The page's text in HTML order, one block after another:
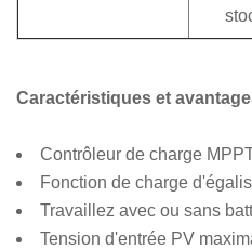
Caractéristiques et
Contrôleur de charge
Fonction de charge
Travaillez avec ou sans
Tension d'entrée PV